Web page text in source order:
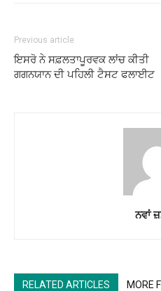
Previous article
ਇਸਰੋ ਨੇ ਸਫ਼ਲਤਾਪੂਰਵਕ ਲਾਂਚ ਕੀਤੀ
ਗਗਨਯਾਨ ਦੀ ਪਹਿਲੀ ਟੈਸਟ ਫਲਾਈਟ
ਨਵਾਂ
RELATED ARTICLES MORE